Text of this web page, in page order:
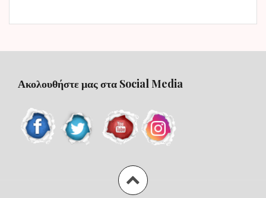
Ακολουθήστε μας στα Social Media